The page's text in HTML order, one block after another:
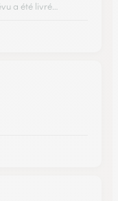
a été livré…